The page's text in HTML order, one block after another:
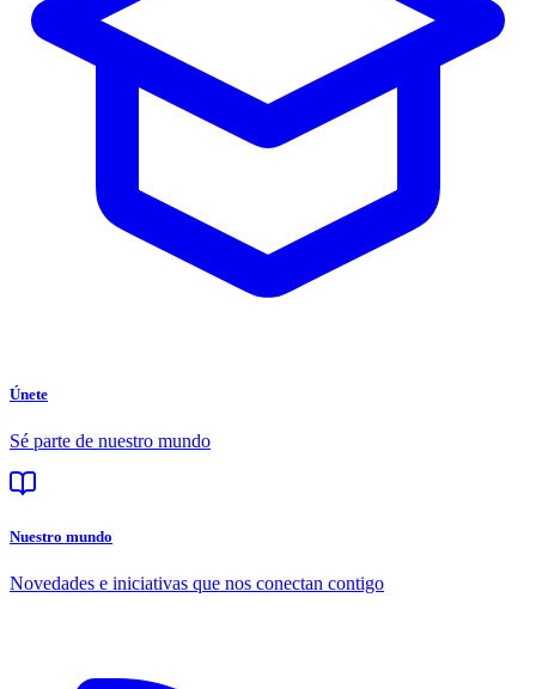
Únete
Sé parte de nuestro mundo
Nuestro mundo
Novedades e iniciativas que nos conectan contigo